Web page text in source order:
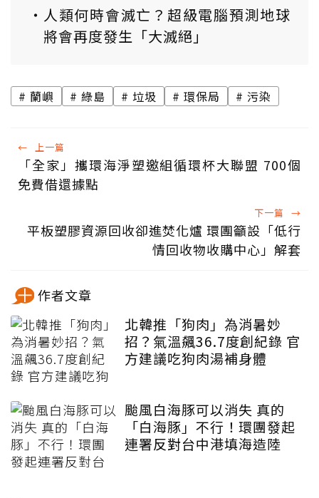
人類何時會滅亡？超級電腦預測地球
將會再度發生「大滅絕」
蘭嶼 綠島 垃圾 環保局 污染
← 上一篇
「全家」攜環海淨塑邀組循環杯大聯盟 700個
免費借還據點
下一篇 →
平板塑膠資源回收卻進焚化爐 環團籲設「低行
情回收物收購中心」解套
作者文章
北韓推「狗肉」為消暑妙
招？氣溫飆36.7度創紀錄 官
方建議吃狗肉湯補身體
颱風白海豚可以消失 真的
「白海豚」不行！環團發起
連署反對台中港填海造陸